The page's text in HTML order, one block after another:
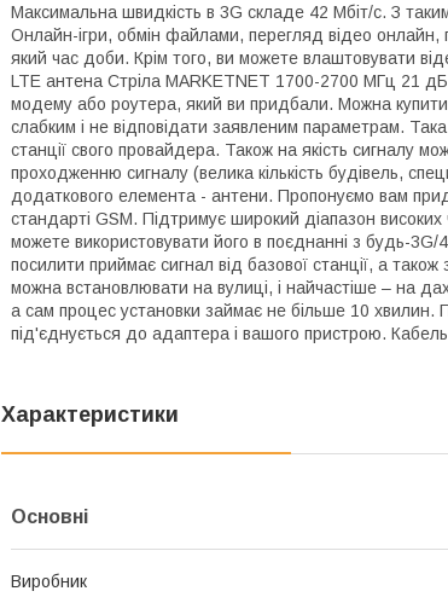
Максимальна швидкість в 3G складе 42 Мбіт/с. З
Онлайн-ігри, обмін файлами, перегляд відео
який час доби. Крім того, ви можете влаштовувати
LTE антена Стріла MARKETNET 1700-2700 МГц 21
модему або роутера, який ви придбали. Можна
слабким і не відповідати заявленим параметрам.
станції свого провайдера. Також на якість сигналу
проходженню сигналу (велика кількість будівель,
додаткового елемента - антени. Пропонуємо вам
стандарті GSM. Підтримує широкий діапазон
можете використовувати його в поєднанні з будь-
посилити приймає сигнал від базової станції, а
можна встановлювати на вулиці, і найчастіше – на
а сам процес установки займає не більше 10
під'єднується до адаптера і вашого пристрою.
Характеристики
Основні
Виробник